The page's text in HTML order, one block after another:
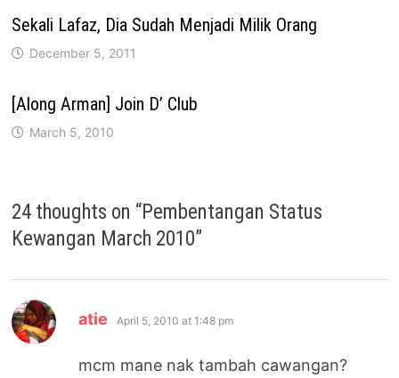
Sekali Lafaz, Dia Sudah Menjadi Milik Orang
December 5, 2011
[Along Arman] Join D’ Club
March 5, 2010
24 thoughts on “Pembentangan Status
Kewangan March 2010”
atie says:
April 5, 2010 at 1:48 pm
mcm mane nak tambah cawangan?